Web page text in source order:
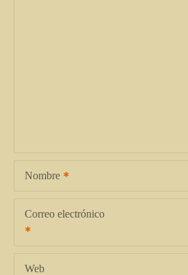
Nombre
Correo electrónico
Web